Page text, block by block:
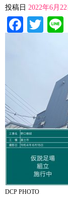
投稿日 2022年6月22
DCP PHOTO